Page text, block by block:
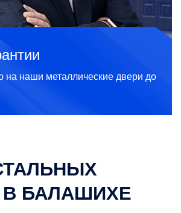
на наши металлические двери до
БАЛАШИХЕ